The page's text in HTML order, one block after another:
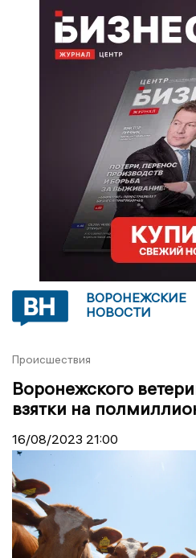
ВОРОНЕЖСКИЕ
НОВОСТИ
Происшествия
Воронежского
взятки на
16/08/2023 21:00